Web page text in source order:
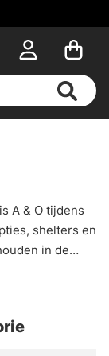
A & O tijdens
shelters en
in de
af. Als je als
deze